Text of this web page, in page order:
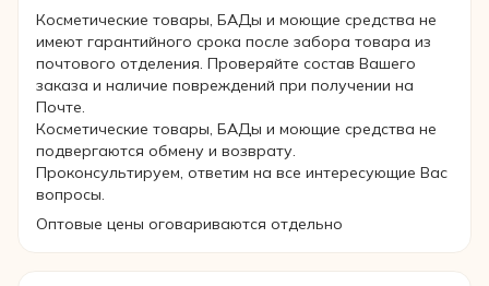
Косметические товары, БАДы и моющие средства не
имеют гарантийного срока после забора товара из
почтового отделения. Проверяйте состав Вашего
заказа и наличие повреждений при получении на
Почте.
Косметические товары, БАДы и моющие средства не
подвергаются обмену и возврату.
Проконсультируем, ответим на все интересующие Вас
вопросы.
Оптовые цены оговариваются отдельно